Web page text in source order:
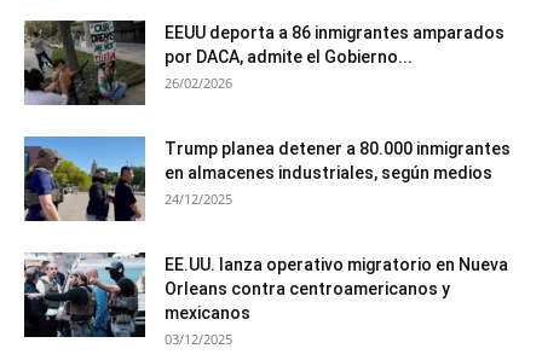
EEUU deporta a 86 inmigrantes amparados
por DACA, admite el Gobierno...
26/02/2026
Trump planea detener a 80.000 inmigrantes
en almacenes industriales, según medios
24/12/2025
EE.UU. lanza operativo migratorio en Nueva
Orleans contra centroamericanos y
mexicanos
03/12/2025